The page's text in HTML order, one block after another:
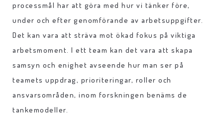
processmål har att göra med hur vi tänker före,
under och efter genomförande av arbetsuppgifter.
Det kan vara att sträva mot ökad fokus på viktiga
arbetsmoment. I ett team kan det vara att skapa
samsyn och enighet avseende hur man ser på
teamets uppdrag, prioriteringar, roller och
ansvarsområden, inom forskningen benäms de
tankemodeller.